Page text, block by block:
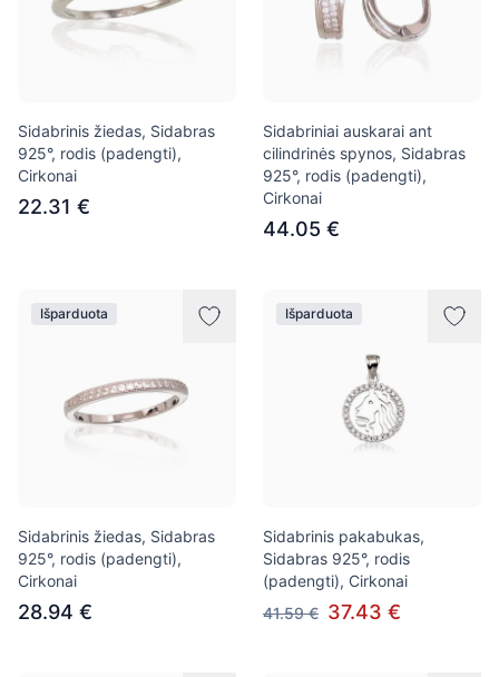
Sidabrinis žiedas, Sidabras
925°, rodis (padengti),
Cirkonai
22.31 €
Sidabriniai auskarai ant
cilindrinės spynos, Sidabras
925°, rodis (padengti),
Cirkonai
44.05 €
Išparduota
Sidabrinis žiedas, Sidabras
925°, rodis (padengti),
Cirkonai
28.94 €
Išparduota
Sidabrinis pakabukas,
Sidabras 925°, rodis
(padengti), Cirkonai
41.59 € 37.43 €